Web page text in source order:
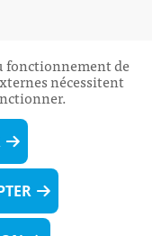
Rdv
fonctionnement de
nécessitent